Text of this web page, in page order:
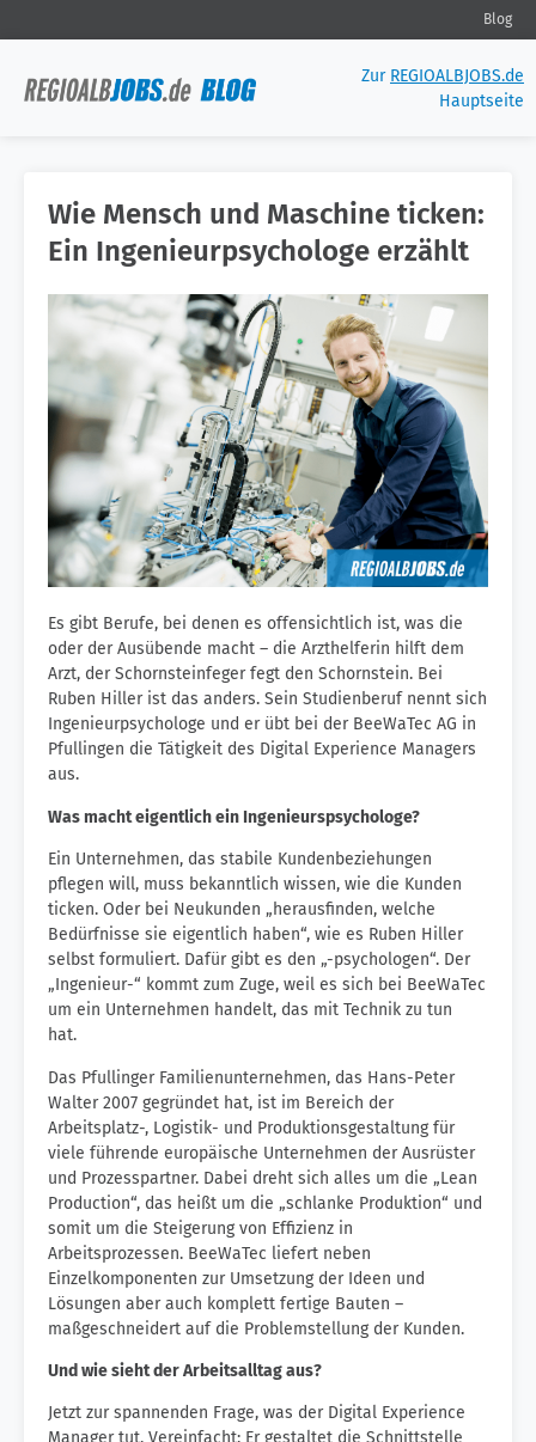
Blog
Zur REGIOALBJOBS.de
Hauptseite
Wie Mensch und Maschine ticken:
Ein Ingenieurpsychologe erzählt
Es gibt Berufe, bei denen es offensichtlich ist, was die
oder der Ausübende macht – die Arzthelferin hilft dem
Arzt, der Schornsteinfeger fegt den Schornstein. Bei
Ruben Hiller ist das anders. Sein Studienberuf nennt sich
Ingenieurpsychologe und er übt bei der BeeWaTec AG in
Pfullingen die Tätigkeit des Digital Experience Managers
aus.
Was macht eigentlich ein Ingenieurspsychologe?
Ein Unternehmen, das stabile Kundenbeziehungen
pflegen will, muss bekanntlich wissen, wie die Kunden
ticken. Oder bei Neukunden „herausfinden, welche
Bedürfnisse sie eigentlich haben“, wie es Ruben Hiller
selbst formuliert. Dafür gibt es den „-psychologen“. Der
„Ingenieur-“ kommt zum Zuge, weil es sich bei BeeWaTec
um ein Unternehmen handelt, das mit Technik zu tun
hat.
Das Pfullinger Familienunternehmen, das Hans-Peter
Walter 2007 gegründet hat, ist im Bereich der
Arbeitsplatz-, Logistik- und Produktionsgestaltung für
viele führende europäische Unternehmen der Ausrüster
und Prozesspartner. Dabei dreht sich alles um die „Lean
Production“, das heißt um die „schlanke Produktion“ und
somit um die Steigerung von Effizienz in
Arbeitsprozessen. BeeWaTec liefert neben
Einzelkomponenten zur Umsetzung der Ideen und
Lösungen aber auch komplett fertige Bauten –
maßgeschneidert auf die Problemstellung der Kunden.
Und wie sieht der Arbeitsalltag aus?
Jetzt zur spannenden Frage, was der Digital Experience